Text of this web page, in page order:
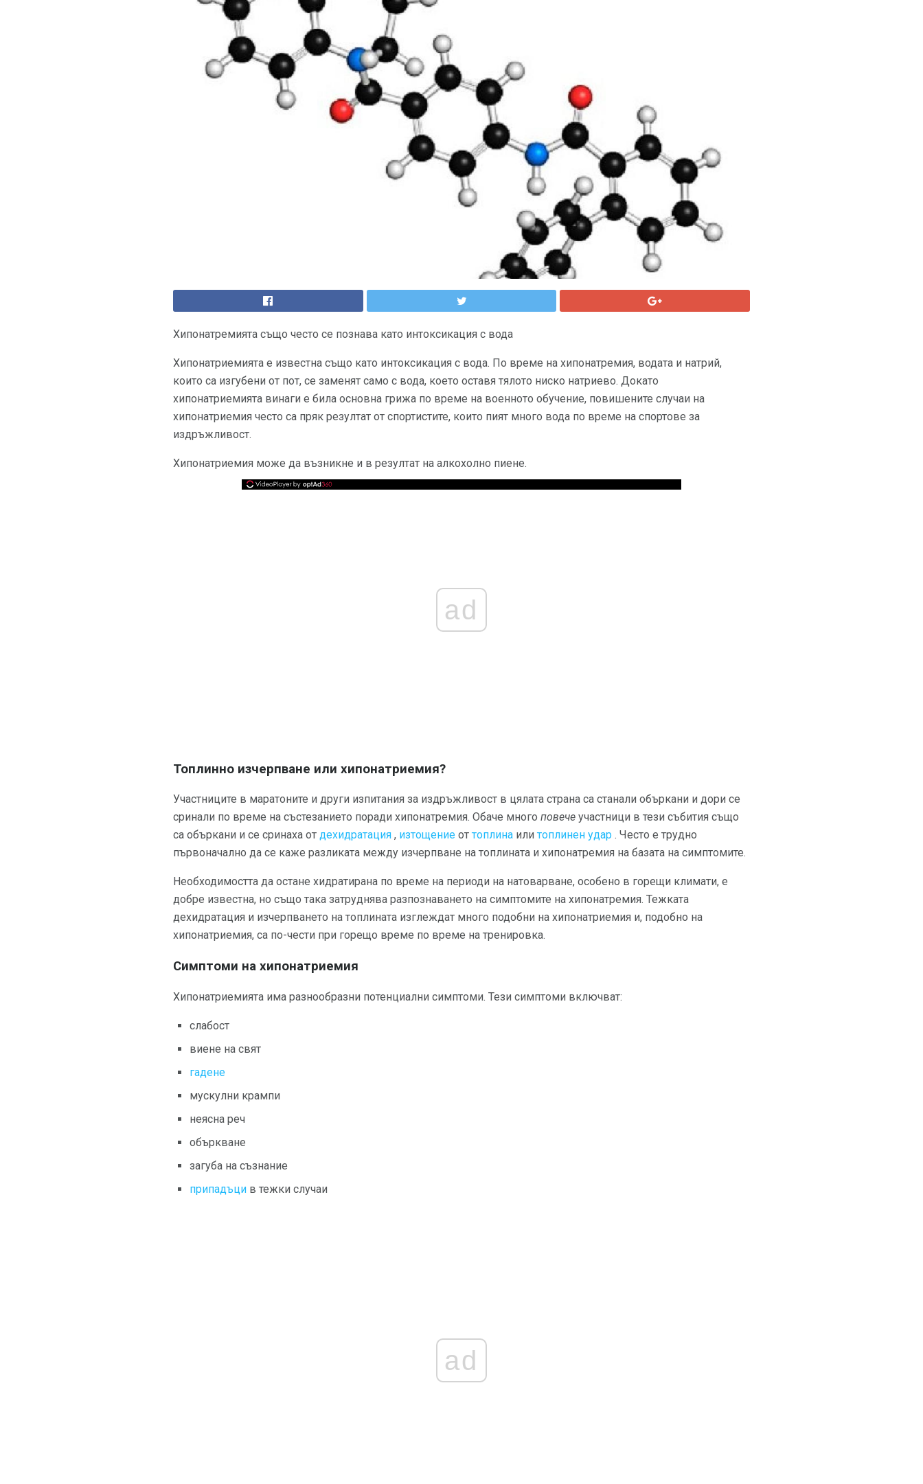
Хипонатремията също често се познава като интоксикация с вода
Хипонатриемията е известна също като интоксикация с вода. По време на хипонатремия, водата и натрий,
които са изгубени от пот, се заменят само с вода, което оставя тялото ниско натриево. Докато
хипонатриемията винаги е била основна грижа по време на военното обучение, повишените случаи на
хипонатриемия често са пряк резултат от спортистите, които пият много вода по време на спортове за
издръжливост.
Хипонатриемия може да възникне и в резултат на алкохолно пиене.
ad
Топлинно изчерпване или хипонатриемия?
Участниците в маратоните и други изпитания за издръжливост в цялата страна са станали объркани и дори се
сринали по време на състезанието поради хипонатремия. Обаче много повече участници в тези събития също
са объркани и се сринаха от дехидратация , изтощение от топлина или топлинен удар . Често е трудно
първоначално да се каже разликата между изчерпване на топлината и хипонатремия на базата на симптомите.
Необходимостта да остане хидратирана по време на периоди на натоварване, особено в горещи климати, е
добре известна, но също така затруднява разпознаването на симптомите на хипонатремия. Тежката
дехидратация и изчерпването на топлината изглеждат много подобни на хипонатриемия и, подобно на
хипонатриемия, са по-чести при горещо време по време на тренировка.
Симптоми на хипонатриемия
Хипонатриемията има разнообразни потенциални симптоми. Тези симптоми включват:
слабост
виене на свят
гадене
мускулни крампи
неясна реч
объркване
загуба на съзнание
припадъци в тежки случаи
ad